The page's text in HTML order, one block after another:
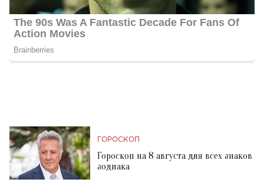
ГОРОСКОП
Гороскоп на 8 августа для всех знаков
зодиака